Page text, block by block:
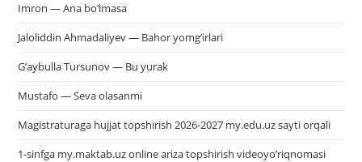
Imron — Ana bo’lmasa
Jaloliddin Ahmadaliyev — Bahor yomg’irlari
G’aybulla Tursunov — Bu yurak
Mustafo — Seva olasanmi
Magistraturaga hujjat topshirish 2026-2027 my.edu.uz sayti orqali
1-sinfga my.maktab.uz online ariza topshirish videoyo’riqnomasi